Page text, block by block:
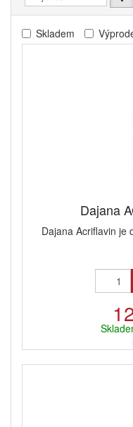
Skladem
Dajana
Dajana Acriflavin je